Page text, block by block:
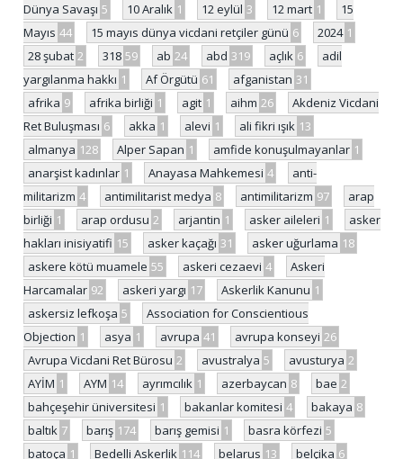
Dünya Savaşı 5 10 Aralık 1 12 eylül 3 12 mart 1
15
Mayıs 44 15 mayıs dünya vicdani retçiler günü 6 2024 1
28 şubat 2 318 59 ab 24 abd 319 açlık 6
adil
yargılanma hakkı 1 Af Örgütü 61 afganistan 31
afrika 9 afrika birliği 1 agit 1 aihm 26
Akdeniz Vicdani
Ret Buluşması 6 akka 1 alevi 1 ali fikri ışık 13
almanya 128 Alper Sapan 1 amfide konuşulmayanlar 1
anarşist kadınlar 1 Anayasa Mahkemesi 4
anti-
militarizm 4 antimilitarist medya 8 antimilitarizm 97
arap
birliği 1 arap ordusu 2 arjantin 1 asker aileleri 1
asker
hakları inisiyatifi 15 asker kaçağı 31 asker uğurlama 18
askere kötü muamele 55 askeri cezaevi 4
Askeri
Harcamalar 92 askeri yargı 17 Askerlik Kanunu 1
askersiz lefkoşa 5
Association for Conscientious
Objection 1 asya 1 avrupa 41 avrupa konseyi 26
Avrupa Vicdani Ret Bürosu 2 avustralya 5 avusturya 2
AYİM 1 AYM 14 ayrımcılık 1 azerbaycan 8 bae 2
bahçeşehir üniversitesi 1 bakanlar komitesi 4 bakaya 8
baltık 7 barış 174 barış gemisi 1 basra körfezi 5
batoça 1 Bedelli Askerlik 114 belarus 13 belçika 6